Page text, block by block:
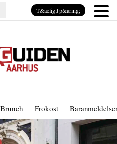
Brunch Frokost Baranmeldelser
T&aelig;t p&aring;